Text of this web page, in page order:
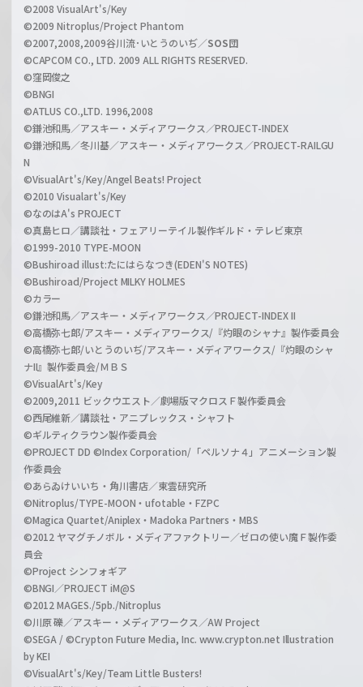
l
©2008 VisualArt's/Key
©2009 Nitroplus/Project Phantom
©2007,2008,2009谷川流･いとうのいぢ／SOS団
©CAPCOM CO., LTD. 2009 ALL RIGHTS RESERVED.
©窪岡俊之
©BNGI
©ATLUS CO.,LTD. 1996,2008
©鎌池和馬／アスキー・メディアワークス／PROJECT-INDEX
©鎌池和馬／冬川基／アスキー・メディアワークス／PROJECT-RAILGU
N
©VisualArt's/Key/Angel Beats! Project
©2010 Visualart's/Key
©なのはA's PROJECT
©真島ヒロ／講談社・フェアリーテイル製作ギルド・テレビ東京
©1999-2010 TYPE-MOON
©Bushiroad illust:たにはらなつき(EDEN'S NOTES)
©Bushiroad/Project MILKY HOLMES
©カラー
©鎌池和馬／アスキー・メディアワークス／PROJECT-INDEX II
©高橋弥七郎/アスキー・メディアワークス/『灼眼のシャナ』製作委員会
©高橋弥七郎/いとうのいぢ/アスキー・メディアワークス/『灼眼のシャ
ナII』製作委員会/ＭＢＳ
©VisualArt's/Key
©2009,2011 ビックウエスト／劇場版マクロスＦ製作委員会
©西尾維新／講談社・アニプレックス・シャフト
©ギルティクラウン製作委員会
©PROJECT DD ©Index Corporation/「ペルソナ４」アニメーション製
作委員会
©あらゐけいいち・角川書店／東雲研究所
©Nitroplus/TYPE-MOON・ufotable・FZPC
©Magica Quartet/Aniplex・Madoka Partners・MBS
©2012 ヤマグチノボル・メディアファクトリー／ゼロの使い魔Ｆ製作委
員会
©Project シンフォギア
©BNGI／PROJECT iM@S
©2012 MAGES./5pb./Nitroplus
©川原 礫／アスキー・メディアワークス／AW Project
©SEGA / ©Crypton Future Media, Inc. www.crypton.net Illustration
by KEI
©VisualArt's/Key/Team Little Busters!